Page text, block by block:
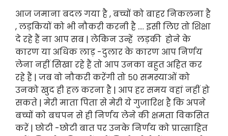
आज जमाना बदल गया है , बच्चों को बाहर निकलना है
, लड़कियों को भी नौकरी करनी है …. इसी लिए तो शिक्षा
दे रहे हैं ना आप सब | लेकिन उन्हें लड़की होने के
कारण या अधिक लाड़ -दुलार के कारण आप निर्णय
लेना नहीं सिखा रहे हैं तो आप उनका बहुत अहित कर
रहे हैं | जब वो नौकरी करेंगी तो ५० समस्याओं को
उनको खुद ही हल करना है | आप हर समय वहां नहीं हो
सकते | मेरी माता पिता से मेरी ये गुजारिश है कि अपने
बच्चों को बचपन से ही निर्णय लेने की क्षमता विकसित
करें | छोटी -छोटी बात पर उनके निर्णय को प्रात्साहित